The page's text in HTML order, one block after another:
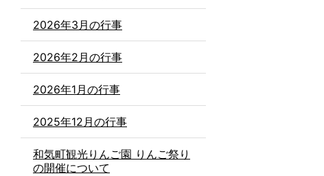
2026年3月の行事
2026年2月の行事
2026年1月の行事
2025年12月の行事
和気町観光りんご園 りんご祭り
の開催について